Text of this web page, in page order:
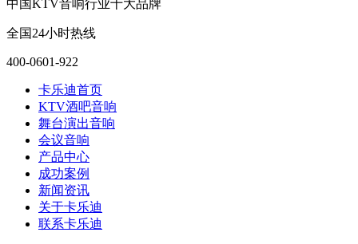
中国KTV音响行业十大品牌
全国24小时热线
400-0601-922
卡乐迪首页
KTV酒吧音响
舞台演出音响
会议音响
产品中心
成功案例
新闻资讯
关于卡乐迪
联系卡乐迪